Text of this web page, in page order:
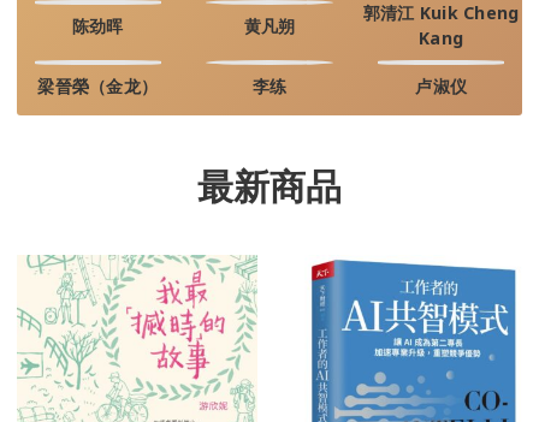
陈劲晖 黄凡朔
郭清江 Kuik Cheng
Kang
梁晉榮（金龙） 李练 卢淑仪
最新商品